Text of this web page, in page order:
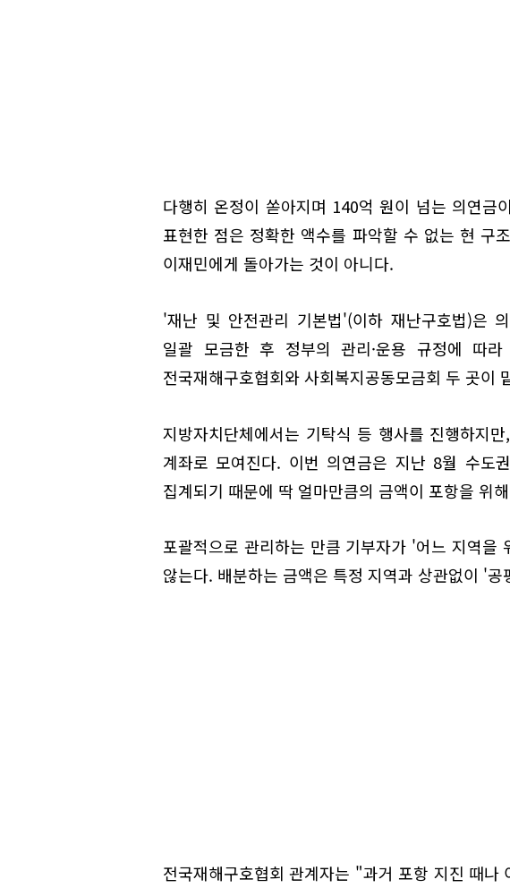
다행히 온정이 쏟아지며 140억 원이 넘는 의연금
표현한 점은 정확한 액수를 파악할 수 없는 현 구
이재민에게 돌아가는 것이 아니다.
'재난 및 안전관리 기본법'(이하 재난구호법)은
일괄 모금한 후 정부의 관리·운용 규정에 따
전국재해구호협회와 사회복지공동모금회 두 곳이
지방자치단체에서는 기탁식 등 행사를 진행하지
계좌로 모여진다. 이번 의연금은 지난 8월 수도
집계되기 때문에 딱 얼마만큼의 금액이 포항을 위
포괄적으로 관리하는 만큼 기부자가 '어느 지역을
않는다. 배분하는 금액은 특정 지역과 상관없이 '
전국재해구호협회 관계자는 "과거 포항 지진 때나